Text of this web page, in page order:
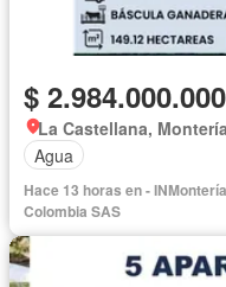
$ 2.984.000.000
La Castellana, Montería
Agua
Hace 13 horas en -
Colombia SAS